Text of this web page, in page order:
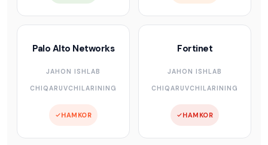
Palo Alto Networks
JAHON ISHLAB
CHIQARUVCHILARINING
HAMKOR
Fortinet
JAHON ISHLAB
CHIQARUVCHILARINING
HAMKOR